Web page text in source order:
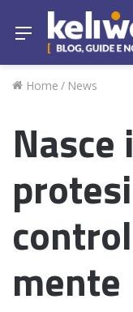
Menu
Home / News
mente